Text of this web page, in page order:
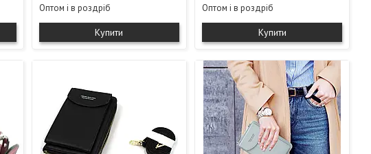
Оптом і в роздріб
Купити
Оптом і в роздріб
Купити